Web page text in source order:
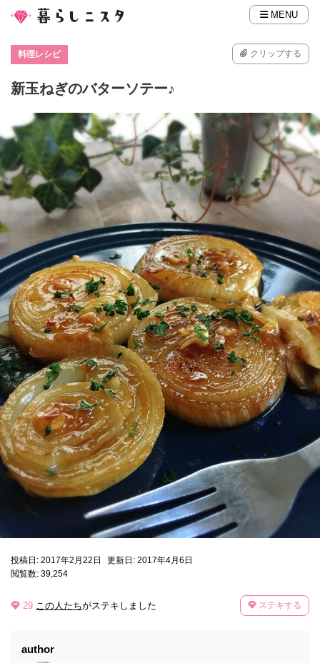
MENU
料理レシピ クリップする
新玉ねぎのバターソテー♪
投稿日: 2017年2月22日
更新日: 2017年4月6日
閲覧数: 39,254
29 この人たちがステキしました ステキする
author